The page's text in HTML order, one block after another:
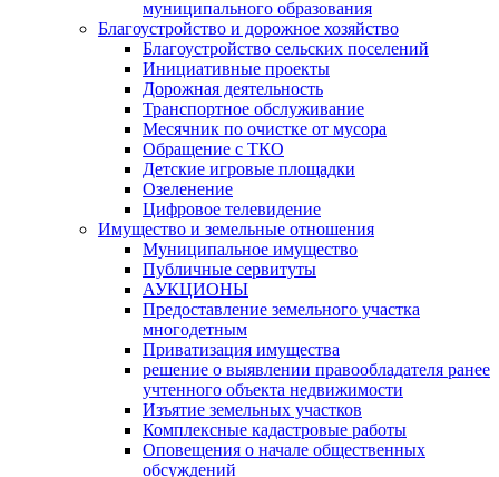
муниципального образования
Благоустройство и дорожное хозяйство
Благоустройство сельских поселений
Инициативные проекты
Дорожная деятельность
Транспортное обслуживание
Месячник по очистке от мусора
Обращение с ТКО
Детские игровые площадки
Озеленение
Цифровое телевидение
Имущество и земельные отношения
Муниципальное имущество
Публичные сервитуты
АУКЦИОНЫ
Предоставление земельного участка
многодетным
Приватизация имущества
решение о выявлении правообладателя ранее
учтенного объекта недвижимости
Изъятие земельных участков
Комплексные кадастровые работы
Оповещения о начале общественных
обсуждений